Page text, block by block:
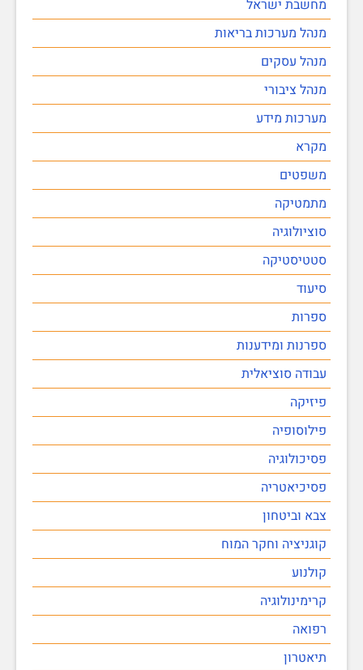
מחשבת ישראל
מנהל מערכות בריאות
מנהל עסקים
מנהל ציבורי
מערכות מידע
מקרא
משפטים
מתמטיקה
סוציולוגיה
סטטיסטיקה
סיעוד
ספרות
ספרנות ומידענות
עבודה סוציאלית
פיזיקה
פילוסופיה
פסיכולוגיה
פסיכיאטריה
צבא וביטחון
קוגניציה וחקר המוח
קולנוע
קרימינולוגיה
רפואה
תיאטרון